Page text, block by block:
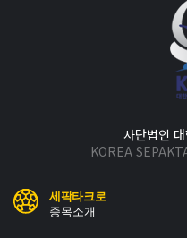
사단법인
KOREA
세팍타크로
종목소개